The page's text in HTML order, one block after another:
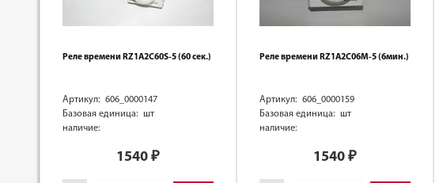
Реле времени RZ1A2C60S-5 (60 сек.)
Артикул: 606_0000147
Базовая единица: шт
наличие:
1540₽
Реле времени RZ1A2C06M-5 (6мин.)
Артикул: 606_0000159
Базовая единица: шт
наличие:
1540₽